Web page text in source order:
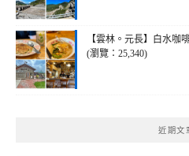
【雲林。元長】白水咖
(瀏覽：25,340)
近期文